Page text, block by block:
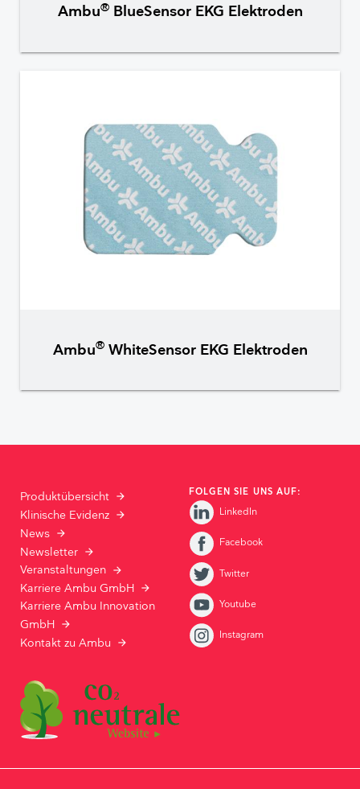
Ambu®BlueSensor EKG Elektroden
Ambu®WhiteSensor EKG Elektroden
Produktübersicht
Klinische Evidenz
News
Newsletter
Veranstaltungen
Karriere Ambu GmbH
Karriere Ambu Innovation
GmbH
Kontakt zu Ambu
FOLGEN SIE UNS AUF:
LinkedIn
Facebook
Twitter
Youtube
Instagram